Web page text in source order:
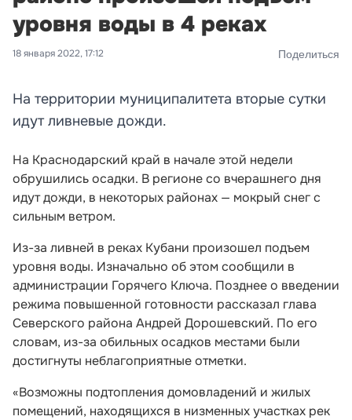
уровня воды в 4 реках
18 января 2022, 17:12 Поделиться
На территории муниципалитета вторые сутки
идут ливневые дожди.
На Краснодарский край в начале этой недели
обрушились осадки. В регионе со вчерашнего дня
идут дожди, в некоторых районах — мокрый снег с
сильным ветром.
Из-за ливней в реках Кубани произошел подъем
уровня воды. Изначально об этом сообщили в
администрации Горячего Ключа. Позднее о введении
режима повышенной готовности рассказал глава
Северского района Андрей Дорошевский. По его
словам, из-за обильных осадков местами были
достигнуты неблагоприятные отметки.
«Возможны подтопления домовладений и жилых
помещений, находящихся в низменных участках рек